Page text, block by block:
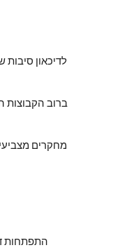
התפתחות